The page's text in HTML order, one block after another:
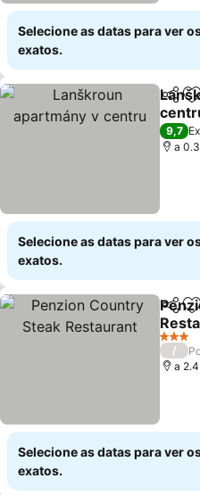
Selecione as datas para ver
exatos.
9,7
a
Selecione as datas para ver
exatos.
3
/
a
Selecione as datas para ver
exatos.